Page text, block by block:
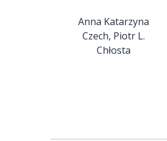
Anna Katarzyna
Czech, Piotr L.
Chłosta